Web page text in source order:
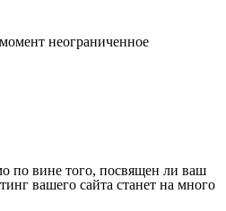
неограниченное
по вине того, посвящен ли ваш
вашего сайта станет на много